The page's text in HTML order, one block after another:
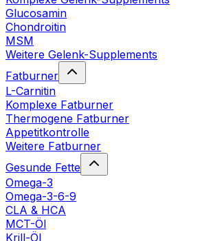
Glucosamin
Chondroitin
MSM
Weitere Gelenk-Supplements
Fatburner
L-Carnitin
Komplexe Fatburner
Thermogene Fatburner
Appetitkontrolle
Weitere Fatburner
Gesunde Fette
Omega-3
Omega-3-6-9
CLA & HCA
MCT-Öl
Krill-Öl